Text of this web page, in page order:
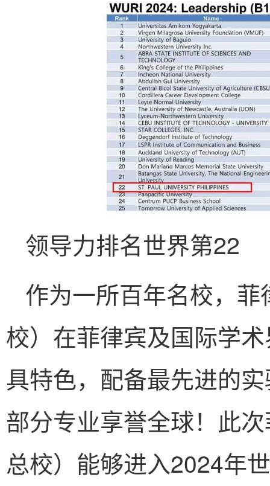
领导力排名世界第22
作为一所百年名校，
校）在菲律宾及国际学
具特色，配备最先进的
部分专业享誉全球！此
总校）能够进入2024年